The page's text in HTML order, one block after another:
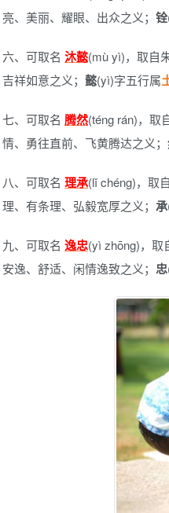
亮、美丽、耀眼、出众之义； 铨
六、可取名 沐懿(mù yì)， 取自
吉祥如意之义； 懿(yì)字五行属
七、可取名 腾然(téng rán)， 取
情、勇往直前、飞黄腾达之义；
八、可取名 理承(lǐ chéng)， 取
理、有条理、弘毅宽厚之义； 承
九、可取名 逸忠(yì zhōng)， 取
安逸、舒适、闲情逸致之义； 忠